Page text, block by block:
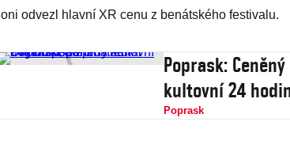
loni odvezl hlavní XR cenu z benátského festivalu.
Poprask:
kultovní 24
Poprask